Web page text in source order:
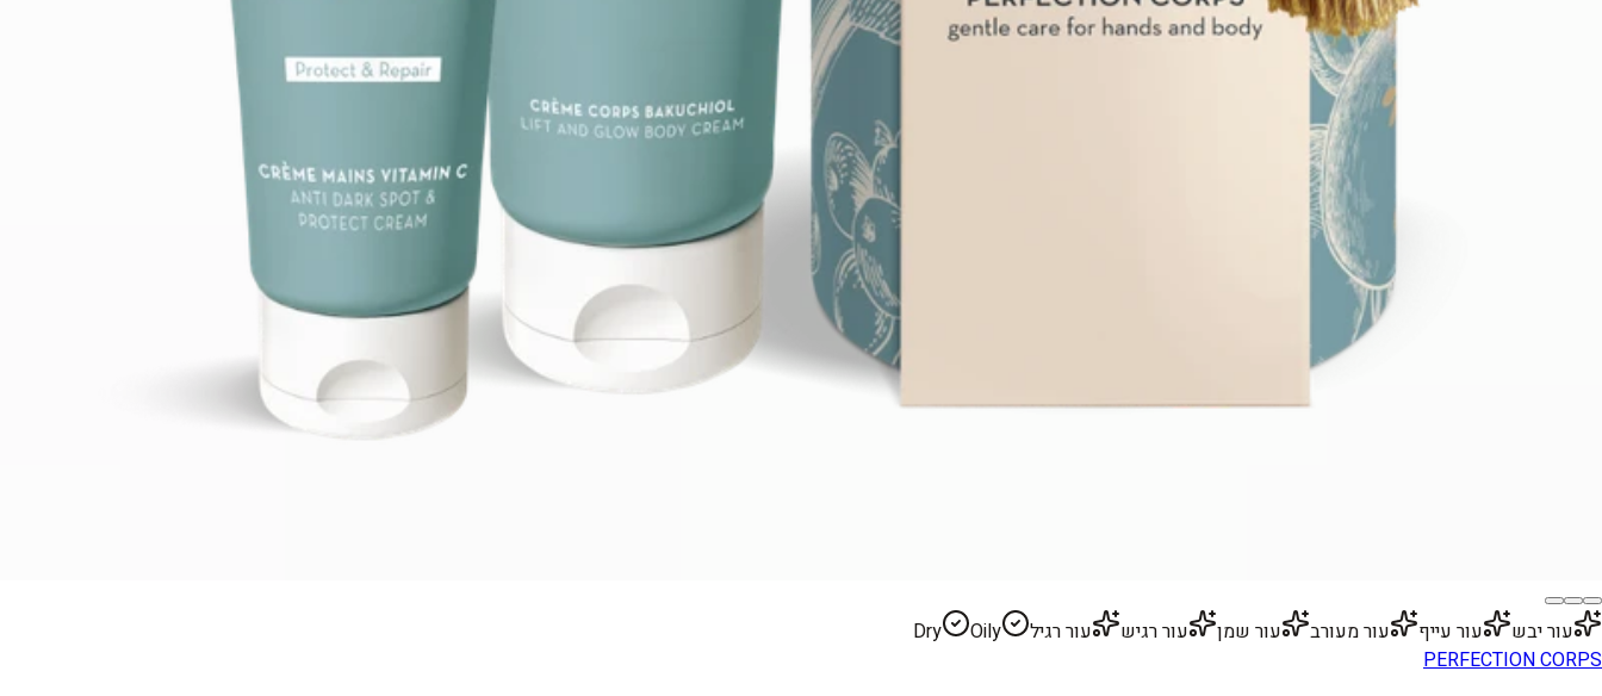
עור יבש עור עייף עור מעורב עור שמן עור רגיש עור רגיל Dry
Oily
PERFECTION CORPS